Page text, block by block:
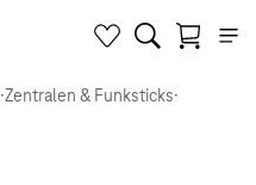
·Zentralen & Funksticks·